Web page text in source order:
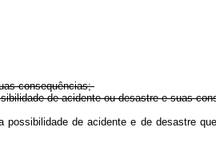
consequências;
de acidente ou desastre e suas
possibilidade de acidente e de